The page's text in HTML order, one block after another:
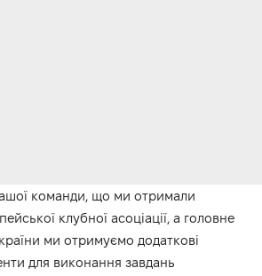
команди, що ми отримали
клубної асоціації, а головне
ми отримуємо додаткові
для виконання завдань